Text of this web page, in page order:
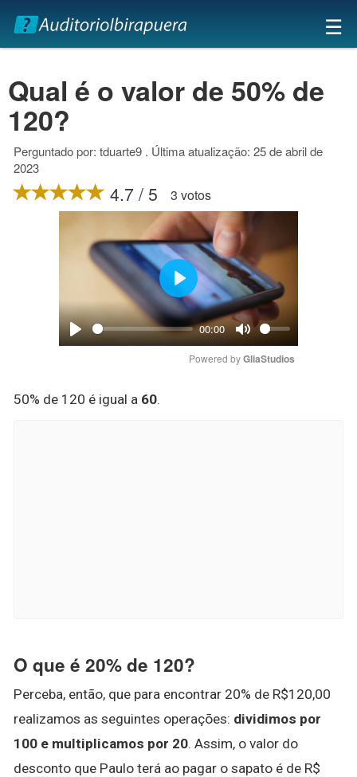
×
☰
Qual é o valor de 50% de
120?
Perguntado por: tduarte9 . Última atualização: 25 de abril de
2023
4.7 / 5 3 votos
Play
00:00
Mute
Play
Powered by GliaStudios
50% de 120 é igual a 60.
O que é 20% de 120?
Perceba, então, que para encontrar 20% de R$120,00
realizamos as seguintes operações: dividimos por
100 e multiplicamos por 20. Assim, o valor do
desconto que Paulo terá ao pagar o sapato é de R$